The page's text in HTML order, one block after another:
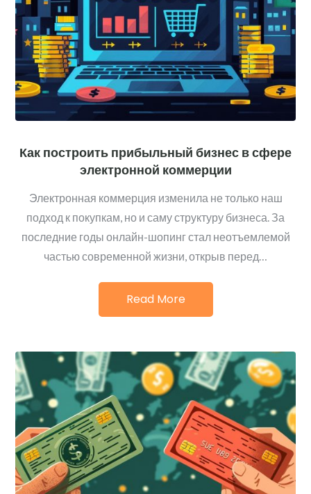
Как построить прибыльный бизнес в сфере
электронной коммерции
Электронная коммерция изменила не только наш
подход к покупкам, но и саму структуру бизнеса. За
последние годы онлайн-шопинг стал неотъемлемой
частью современной жизни, открыв перед…
Read More